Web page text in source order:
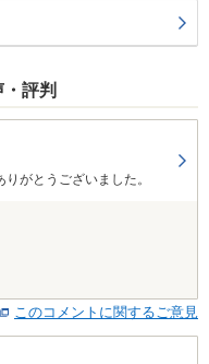
評判
がとうございました。
このコメントに関するご意見